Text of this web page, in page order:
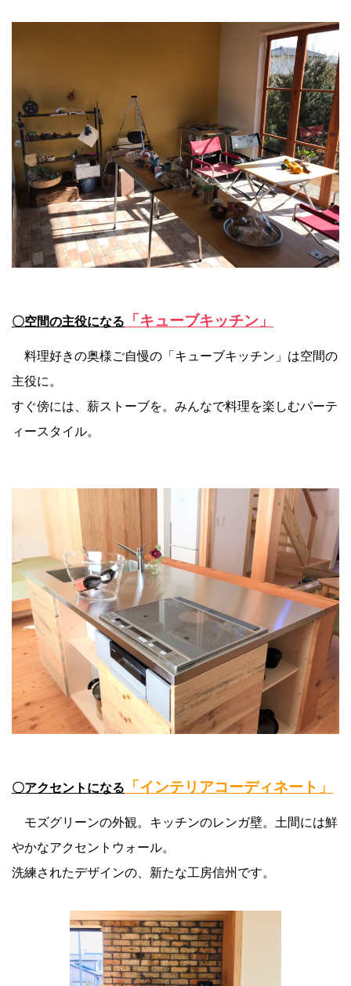
〇空間の主役になる 「キューブキッチン」
料理好きの奥様ご自慢の「キューブキッチン」は空間の
主役に。
すぐ傍には、薪ストーブを。みんなで料理を楽しむパーテ
ィースタイル。
〇アクセントになる 「インテリアコーディネート」
モズグリーンの外観。キッチンのレンガ壁。土間には鮮
やかなアクセントウォール。
洗練されたデザインの、新たな工房信州です。